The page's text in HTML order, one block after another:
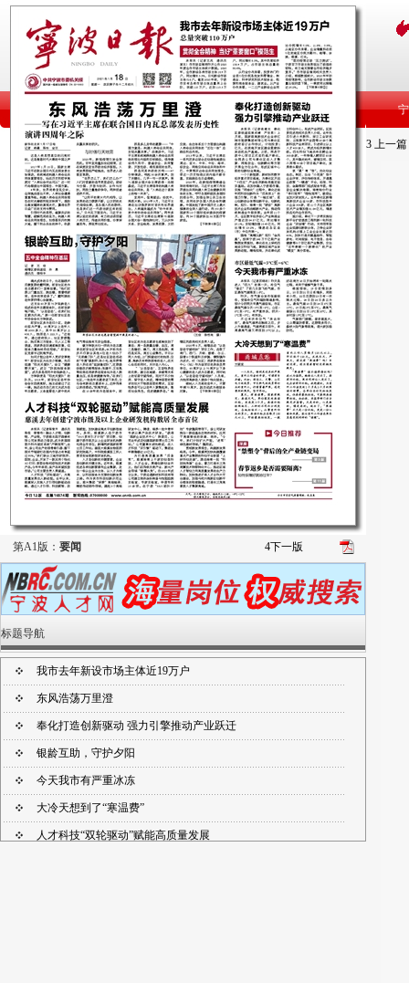
第A1版： 要闻 4下一版
标题导航
我市去年新设市场主体近19万户
东风浩荡万里澄
奉化打造创新驱动 强力引擎推动产业跃迁
银龄互助，守护夕阳
今天我市有严重冰冻
大冷天想到了“寒温费”
人才科技“双轮驱动”赋能高质量发展
3 上一篇